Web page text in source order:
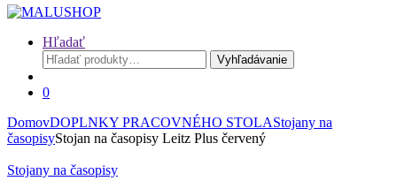
Hľadať
Hľadať:
Vyhľadávanie
0
DomovDOPLNKY PRACOVNÉHO STOLAStojany na
časopisyStojan na časopisy Leitz Plus červený
Stojany na časopisy